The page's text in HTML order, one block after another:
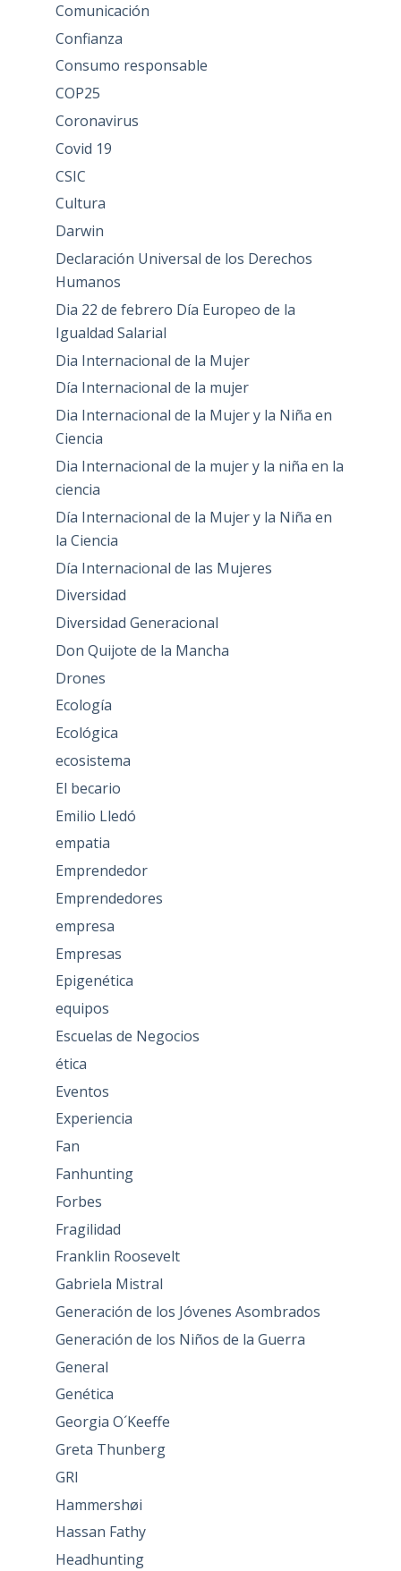
Comunicación
Confianza
Consumo responsable
COP25
Coronavirus
Covid 19
CSIC
Cultura
Darwin
Declaración Universal de los Derechos
Humanos
Dia 22 de febrero Día Europeo de la
Igualdad Salarial
Dia Internacional de la Mujer
Día Internacional de la mujer
Dia Internacional de la Mujer y la Niña en
Ciencia
Dia Internacional de la mujer y la niña en la
ciencia
Día Internacional de la Mujer y la Niña en
la Ciencia
Día Internacional de las Mujeres
Diversidad
Diversidad Generacional
Don Quijote de la Mancha
Drones
Ecología
Ecológica
ecosistema
El becario
Emilio Lledó
empatia
Emprendedor
Emprendedores
empresa
Empresas
Epigenética
equipos
Escuelas de Negocios
ética
Eventos
Experiencia
Fan
Fanhunting
Forbes
Fragilidad
Franklin Roosevelt
Gabriela Mistral
Generación de los Jóvenes Asombrados
Generación de los Niños de la Guerra
General
Genética
Georgia O´Keeffe
Greta Thunberg
GRI
Hammershøi
Hassan Fathy
Headhunting